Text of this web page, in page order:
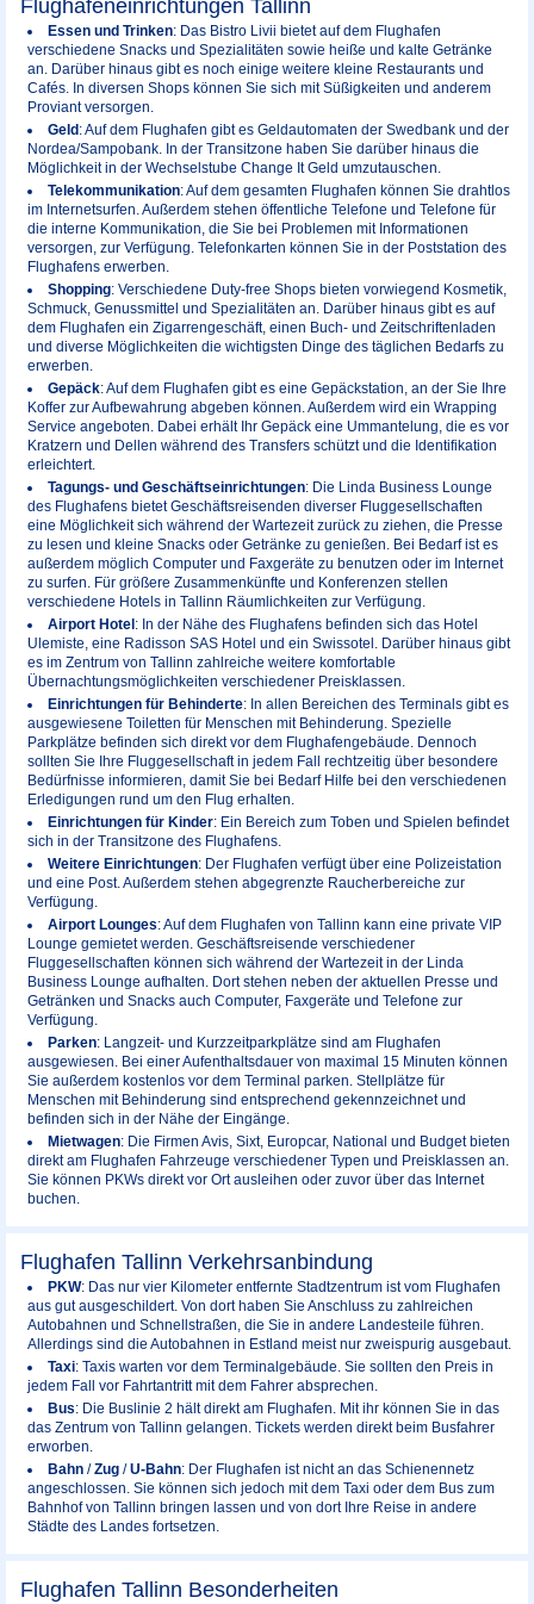
Flughafeneinrichtungen Tallinn
Essen und Trinken: Das Bistro Livii bietet auf dem Flughafen
verschiedene Snacks und Spezialitäten sowie heiße und kalte Getränke
an. Darüber hinaus gibt es noch einige weitere kleine Restaurants und
Cafés. In diversen Shops können Sie sich mit Süßigkeiten und anderem
Proviant versorgen.
Geld: Auf dem Flughafen gibt es Geldautomaten der Swedbank und der
Nordea/Sampobank. In der Transitzone haben Sie darüber hinaus die
Möglichkeit in der Wechselstube Change It Geld umzutauschen.
Telekommunikation: Auf dem gesamten Flughafen können Sie drahtlos
im Internetsurfen. Außerdem stehen öffentliche Telefone und Telefone für
die interne Kommunikation, die Sie bei Problemen mit Informationen
versorgen, zur Verfügung. Telefonkarten können Sie in der Poststation des
Flughafens erwerben.
Shopping: Verschiedene Duty-free Shops bieten vorwiegend Kosmetik,
Schmuck, Genussmittel und Spezialitäten an. Darüber hinaus gibt es auf
dem Flughafen ein Zigarrengeschäft, einen Buch- und Zeitschriftenladen
und diverse Möglichkeiten die wichtigsten Dinge des täglichen Bedarfs zu
erwerben.
Gepäck: Auf dem Flughafen gibt es eine Gepäckstation, an der Sie Ihre
Koffer zur Aufbewahrung abgeben können. Außerdem wird ein Wrapping
Service angeboten. Dabei erhält Ihr Gepäck eine Ummantelung, die es vor
Kratzern und Dellen während des Transfers schützt und die Identifikation
erleichtert.
Tagungs- und Geschäftseinrichtungen: Die Linda Business Lounge
des Flughafens bietet Geschäftsreisenden diverser Fluggesellschaften
eine Möglichkeit sich während der Wartezeit zurück zu ziehen, die Presse
zu lesen und kleine Snacks oder Getränke zu genießen. Bei Bedarf ist es
außerdem möglich Computer und Faxgeräte zu benutzen oder im Internet
zu surfen. Für größere Zusammenkünfte und Konferenzen stellen
verschiedene Hotels in Tallinn Räumlichkeiten zur Verfügung.
Airport Hotel: In der Nähe des Flughafens befinden sich das Hotel
Ulemiste, eine Radisson SAS Hotel und ein Swissotel. Darüber hinaus gibt
es im Zentrum von Tallinn zahlreiche weitere komfortable
Übernachtungsmöglichkeiten verschiedener Preisklassen.
Einrichtungen für Behinderte: In allen Bereichen des Terminals gibt es
ausgewiesene Toiletten für Menschen mit Behinderung. Spezielle
Parkplätze befinden sich direkt vor dem Flughafengebäude. Dennoch
sollten Sie Ihre Fluggesellschaft in jedem Fall rechtzeitig über besondere
Bedürfnisse informieren, damit Sie bei Bedarf Hilfe bei den verschiedenen
Erledigungen rund um den Flug erhalten.
Einrichtungen für Kinder: Ein Bereich zum Toben und Spielen befindet
sich in der Transitzone des Flughafens.
Weitere Einrichtungen: Der Flughafen verfügt über eine Polizeistation
und eine Post. Außerdem stehen abgegrenzte Raucherbereiche zur
Verfügung.
Airport Lounges: Auf dem Flughafen von Tallinn kann eine private VIP
Lounge gemietet werden. Geschäftsreisende verschiedener
Fluggesellschaften können sich während der Wartezeit in der Linda
Business Lounge aufhalten. Dort stehen neben der aktuellen Presse und
Getränken und Snacks auch Computer, Faxgeräte und Telefone zur
Verfügung.
Parken: Langzeit- und Kurzzeitparkplätze sind am Flughafen
ausgewiesen. Bei einer Aufenthaltsdauer von maximal 15 Minuten können
Sie außerdem kostenlos vor dem Terminal parken. Stellplätze für
Menschen mit Behinderung sind entsprechend gekennzeichnet und
befinden sich in der Nähe der Eingänge.
Mietwagen: Die Firmen Avis, Sixt, Europcar, National und Budget bieten
direkt am Flughafen Fahrzeuge verschiedener Typen und Preisklassen an.
Sie können PKWs direkt vor Ort ausleihen oder zuvor über das Internet
buchen.
Flughafen Tallinn Verkehrsanbindung
PKW: Das nur vier Kilometer entfernte Stadtzentrum ist vom Flughafen
aus gut ausgeschildert. Von dort haben Sie Anschluss zu zahlreichen
Autobahnen und Schnellstraßen, die Sie in andere Landesteile führen.
Allerdings sind die Autobahnen in Estland meist nur zweispurig ausgebaut.
Taxi: Taxis warten vor dem Terminalgebäude. Sie sollten den Preis in
jedem Fall vor Fahrtantritt mit dem Fahrer absprechen.
Bus: Die Buslinie 2 hält direkt am Flughafen. Mit ihr können Sie in das
das Zentrum von Tallinn gelangen. Tickets werden direkt beim Busfahrer
erworben.
Bahn /Zug /U-Bahn: Der Flughafen ist nicht an das Schienennetz
angeschlossen. Sie können sich jedoch mit dem Taxi oder dem Bus zum
Bahnhof von Tallinn bringen lassen und von dort Ihre Reise in andere
Städte des Landes fortsetzen.
Flughafen Tallinn Besonderheiten